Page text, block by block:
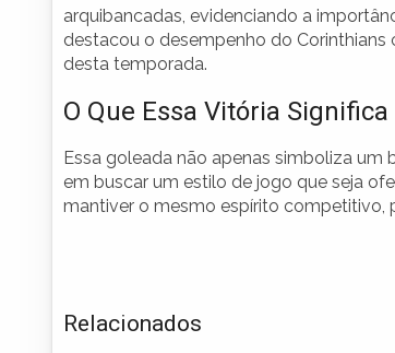
arquibancadas, evidenciando a
destacou o desempenho do
desta temporada.
O Que Essa Vitória
Essa goleada não apenas simboliza
em buscar um estilo de jogo que seja
mantiver o mesmo espírito competitivo,
Relacionados